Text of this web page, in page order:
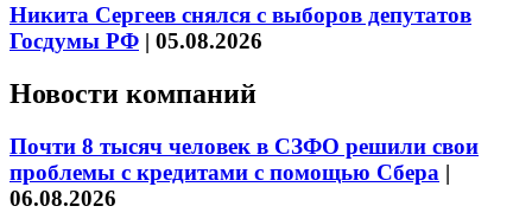
Никита Сергеев снялся с выборов депутатов
Госдумы РФ | 05.08.2026
Новости компаний
Почти 8 тысяч человек в СЗФО решили свои
проблемы с кредитами с помощью Сбера |
06.08.2026